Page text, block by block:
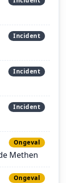
Incident
Incident
Incident
Ongeval
Methen
Ongeval